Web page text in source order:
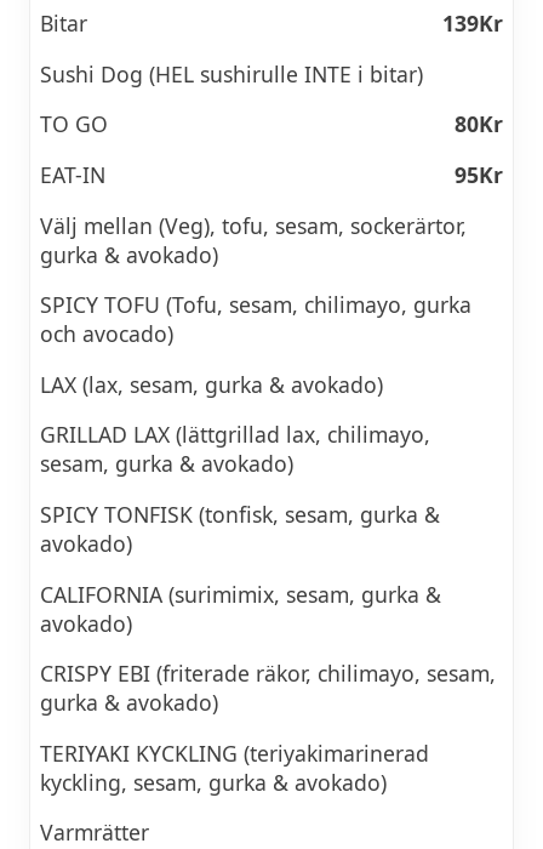
Bitar
139Kr
Sushi Dog (HEL sushirulle INTE i bitar)
TO GO
80Kr
EAT-IN
95Kr
Välj mellan (Veg), tofu, sesam, sockerärtor,
gurka & avokado)
SPICY TOFU (Tofu, sesam, chilimayo, gurka
och avocado)
LAX (lax, sesam, gurka & avokado)
GRILLAD LAX (lättgrillad lax, chilimayo,
sesam, gurka & avokado)
SPICY TONFISK (tonfisk, sesam, gurka &
avokado)
CALIFORNIA (surimimix, sesam, gurka &
avokado)
CRISPY EBI (friterade räkor, chilimayo, sesam,
gurka & avokado)
TERIYAKI KYCKLING (teriyakimarinerad
kyckling, sesam, gurka & avokado)
Varmrätter